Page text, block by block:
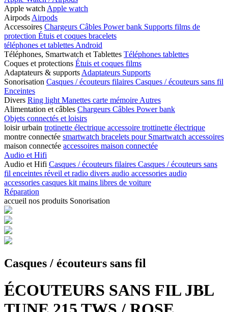
Apple watch Apple watch
Airpods Airpods
Accessoires Chargeurs Câbles Power bank Supports films de
protection Étuis et coques bracelets
téléphones et tablettes Android
Téléphones, Smartwatch et Tablettes Téléphones tablettes
Coques et protections Étuis et coques films
Adaptateurs & supports Adaptateurs Supports
Sonorisation Casques / écouteurs filaires Casques / écouteurs sans fil
Enceintes
Divers Ring light Manettes carte mémoire Autres
Alimentation et câbles Chargeurs Câbles Power bank
Objets connectés et loisirs
loisir urbain trotinette électrique accessoire trottinette électrique
montre connectée smartwatch bracelets pour Smartwatch accessoires
maison connectée accessoires maison connectée
Audio et Hifi
Audio et Hifi Casques / écouteurs filaires Casques / écouteurs sans
fil enceintes réveil et radio divers audio accessories audio
accessories casques kit mains libres de voiture
Réparation
accueil nos produits Sonorisation
Casques / écouteurs sans fil
ÉCOUTEURS SANS FIL JBL